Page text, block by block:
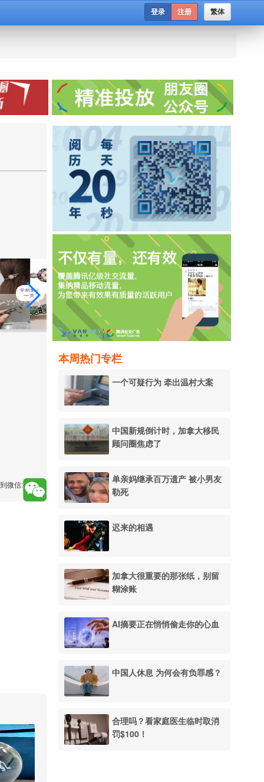
繁体
登录 注册
本周热门专栏
一个可疑行为 牵出温村大案
中国新规倒计时，加拿大移民
顾问圈焦虑了
单亲妈继承百万遗产 被小男友
勒死
迟来的相遇
加拿大很重要的那张纸，别留
糊涂账
AI摘要正在悄悄偷走你的心血
中国人休息 为何会有负罪感？
合理吗？看家庭医生临时取消
罚$100！
微信: